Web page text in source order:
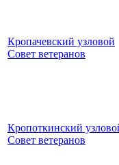
Кропачевский узловой
Совет ветеранов
Кропоткинский
Совет ветеранов